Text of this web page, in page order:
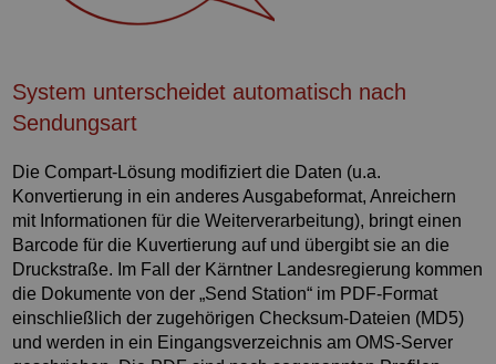
System unterscheidet automatisch nach
Sendungsart
Die Compart-Lösung modifiziert die Daten (u.a.
Konvertierung in ein anderes Ausgabeformat, Anreichern
mit Informationen für die Weiterverarbeitung), bringt einen
Barcode für die Kuvertierung auf und übergibt sie an die
Druckstraße. Im Fall der Kärntner Landesregierung kommen
die Dokumente von der „Send Station“ im PDF-Format
einschließlich der zugehörigen Checksum-Dateien (MD5)
und werden in ein Eingangsverzeichnis am OMS-Server